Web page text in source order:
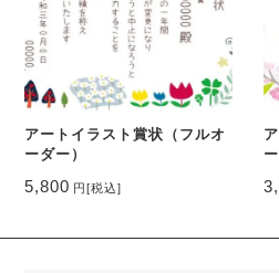
アートイラスト賞状（フルオ
ーダー）
5,800 円[税込]